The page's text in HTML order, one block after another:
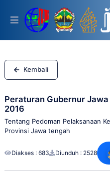
This
includes
accessibility
system.
Kembali
Peraturan Gubernur
2016
Tentang Pedoman Pelaksanaan
Provinsi Jawa tengah
Diakses : 683 Diunduh : 2528